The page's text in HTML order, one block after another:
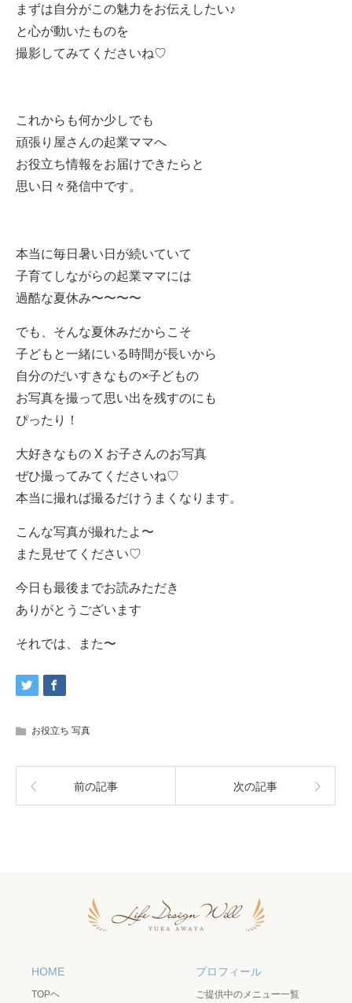
まずは自分がこの魅力をお伝えしたい♪
と心が動いたものを
撮影してみてくださいね♡
これからも何か少しでも
頑張り屋さんの起業ママへ
お役立ち情報をお届けできたらと
思い日々発信中です。
本当に毎日暑い日が続いていて
子育てしながらの起業ママには
過酷な夏休み〜〜〜〜
でも、そんな夏休みだからこそ
子どもと一緒にいる時間が長いから
自分のだいすきなもの×子どもの
お写真を撮って思い出を残すのにも
ぴったり！
大好きなもの X お子さんのお写真
ぜひ撮ってみてくださいね♡
本当に撮れば撮るだけうまくなります。
こんな写真が撮れたよ〜
また見せてください♡
今日も最後までお読みただき
ありがとうございます
それでは、また〜
お役立ち 写真
前の記事 次の記事
HOME
TOPヘ
プロフィール
ご提供中のメニュー一覧